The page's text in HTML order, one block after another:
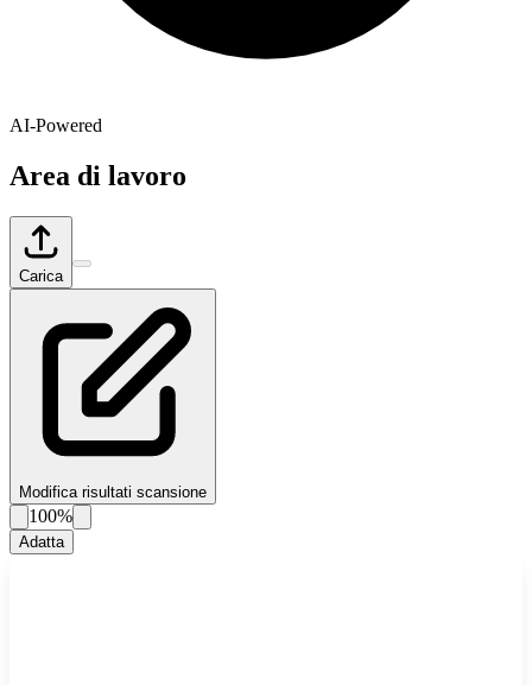
AI-Powered
Area di lavoro
Carica
Modifica risultati scansione
100%
Adatta